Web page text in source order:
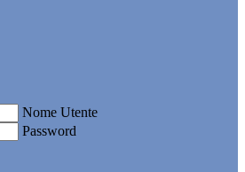
Nome Utente
Password